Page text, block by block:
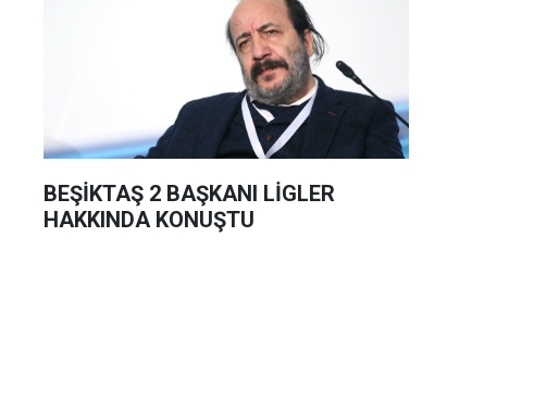
BEŞİKTAŞ 2 BAŞKANI LİGLER
HAKKINDA KONUŞTU